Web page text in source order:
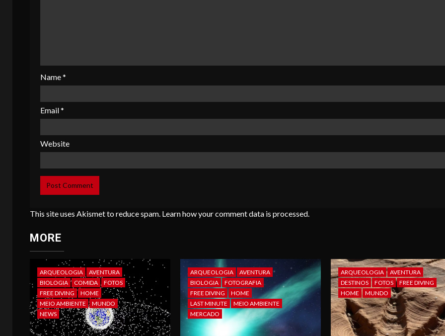
Name*
Email*
Website
This site uses Akismet to reduce spam. Learn how your comment data is processed.
MORE
ARQUEOLOGIA
AVENTURA
BIOLOGIA
COMIDA
FOTOS
FREE DIVING
HOME
MEIO AMBIENTE
MUNDO
NEWS
ARQUEOLOGIA
AVENTURA
BIOLOGIA
FOTOGRAFIA
FREE DIVING
HOME
LAST MINUTE
MEIO AMBIENTE
MERCADO
ARQUEOLOGIA
AVENTURA
DESTINOS
FOTOS
FREE DIVING
HOME
MUNDO